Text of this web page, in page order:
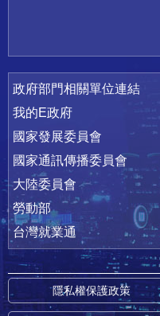
政府部門相關單位連結
我的E政府
國家發展委員會
國家通訊傳播委員會
大陸委員會
勞動部
台灣就業通
隱私權保護政策